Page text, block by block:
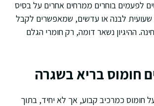
לפעמים בוחרים ממרחים אחרים על בסיס
שעועית לבנה או עדשים, שמאפשרים לקבל
ההיגיון נשאר דומה, רק חומרי הגלם
חומוס בריא בשגרה
חומוס כמרכיב קבוע, אך לא יחיד, בתוך